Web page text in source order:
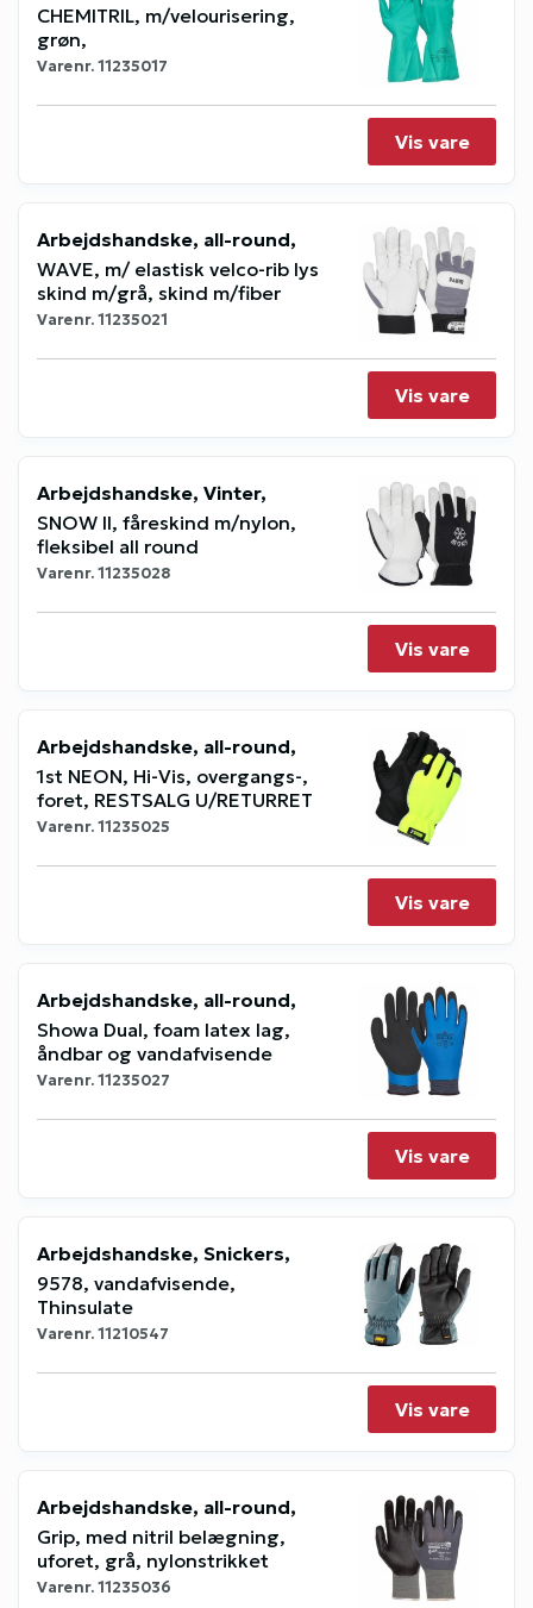
CHEMITRIL, m/velourisering,
grøn,
Varenr.11235017
Vis vare
Arbejdshandske, all-round,
WAVE, m/ elastisk velco-rib lys
skind m/grå, skind m/fiber
Varenr.11235021
Vis vare
Arbejdshandske, Vinter,
SNOW II, fåreskind m/nylon,
fleksibel all round
Varenr.11235028
Vis vare
Arbejdshandske, all-round,
1st NEON, Hi-Vis, overgangs-,
foret, RESTSALG U/RETURRET
Varenr.11235025
Vis vare
Arbejdshandske, all-round,
Showa Dual, foam latex lag,
åndbar og vandafvisende
Varenr.11235027
Vis vare
Arbejdshandske, Snickers,
9578, vandafvisende,
Thinsulate
Varenr.11210547
Vis vare
Arbejdshandske, all-round,
Grip, med nitril belægning,
uforet, grå, nylonstrikket
Varenr.11235036